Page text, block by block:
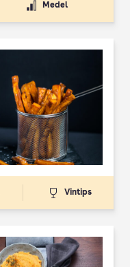
Medel
Vintips